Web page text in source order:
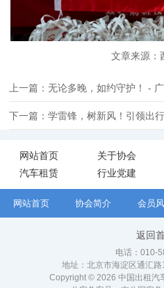
文章来源：
下一篇：学雷锋，树新风！引领出
网站首页 关于协会
汽车租赁
行业党建
网站首页 协会简介 会员
返回
电话：010-
地址：北京市海淀区通汇
Copyright © 2026 中国出租汽